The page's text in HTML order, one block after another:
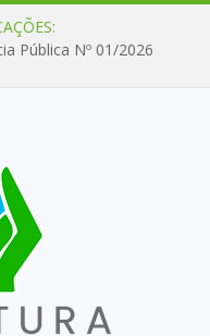
Pública Nº 01/2026